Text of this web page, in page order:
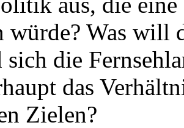
würde? Was will
die
das
Zielen?